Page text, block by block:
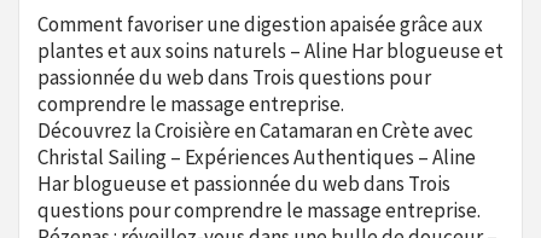
Comment favoriser une digestion apaisée grâce aux
plantes et aux soins naturels – Aline Har blogueuse et
passionnée du webdans Trois questions pour
comprendre le massage entreprise.
Découvrez la Croisière en Catamaran en Crète avec
Christal Sailing – Expériences Authentiques – Aline
Har blogueuse et passionnée du webdans Trois
questions pour comprendre le massage entreprise.